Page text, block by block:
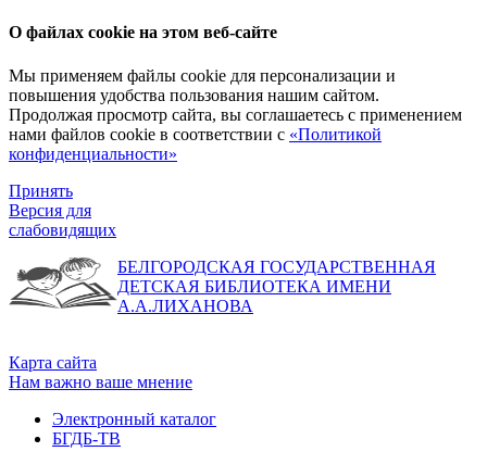
О файлах cookie на этом веб-сайте
Мы применяем файлы cookie для персонализации и
повышения удобства пользования нашим сайтом.
Продолжая просмотр сайта, вы соглашаетесь с применением
нами файлов cookie в соответствии с «Политикой
конфиденциальности»
Принять
Версия для
слабовидящих
БЕЛГОРОДСКАЯ ГОСУДАРСТВЕННАЯ
ДЕТСКАЯ БИБЛИОТЕКА ИМЕНИ
А.А.ЛИХАНОВА
Карта сайта
Нам важно ваше мнение
Электронный каталог
БГДБ-ТВ